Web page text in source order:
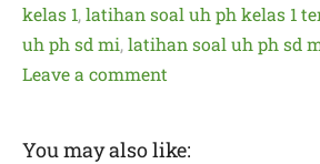
kelas 1,latihan soal uh ph kelas 1
uh ph sd mi,latihan soal uh ph sd
Leave a comment
You may also like: